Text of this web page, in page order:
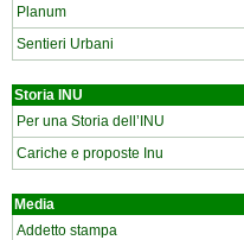
Planum
Sentieri Urbani
Storia INU
Per una Storia dell’INU
Cariche e proposte Inu
Media
Addetto stampa